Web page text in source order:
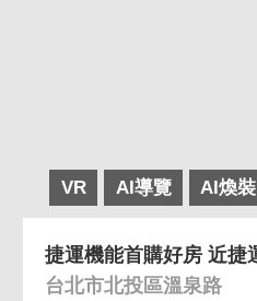
VR AI導覽 AI煥裝
台北市北投區溫泉路